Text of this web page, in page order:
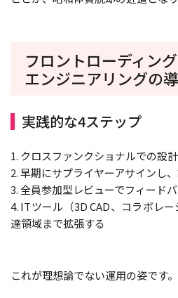
フロントローディン
エンジニアリングの
実践的な4ステップ
1. クロスファンクショナルでの設
2. 早期にサプライヤーアサインし
3. 全員参加型レビューでフィード
4. ITツール（3D CAD、コラボレ
達領域まで拡張する
これが理想論でない運用の姿です。